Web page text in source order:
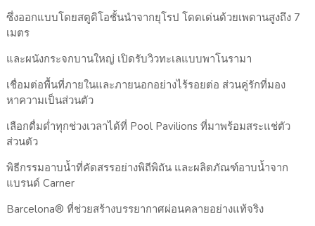
ซึ่งออกแบบโดยสตูดิโอชั้นนำจากยุโรป โดดเด่นด้วยเพดานสูงถึง 7
เมตร
และผนังกระจกบานใหญ่ เปิดรับวิวทะเลแบบพาโนรามา
เชื่อมต่อพื้นที่ภายในและภายนอกอย่างไร้รอยต่อ ส่วนคู่รักที่มอง
หาความเป็นส่วนตัว
เลือกดื่มด่ำทุกช่วงเวลาได้ที่ Pool Pavilions ที่มาพร้อมสระแช่ตัว
ส่วนตัว
พิธีกรรมอาบน้ำที่คัดสรรอย่างพิถีพิถัน และผลิตภัณฑ์อาบน้ำจาก
แบรนด์ Carner
Barcelona® ที่ช่วยสร้างบรรยากาศผ่อนคลายอย่างแท้จริง